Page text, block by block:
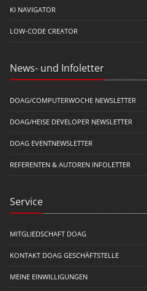
KI NAVIGATOR
LOW-CODE CREATOR
News- und Infoletter
DOAG/COMPUTERWOCHE NEWSLETTER
DOAG/HEISE DEVELOPER NEWSLETTER
DOAG EVENTNEWSLETTER
REFERENTEN & AUTOREN INFOLETTER
Service
MITGLIEDSCHAFT DOAG
KONTAKT DOAG GESCHÄFTSTELLE
MEINE EINWILLIGUNGEN